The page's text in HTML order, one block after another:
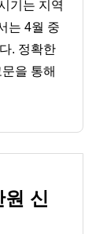
기는 지역
는 4월 중
. 정확한
을 통해
원 신